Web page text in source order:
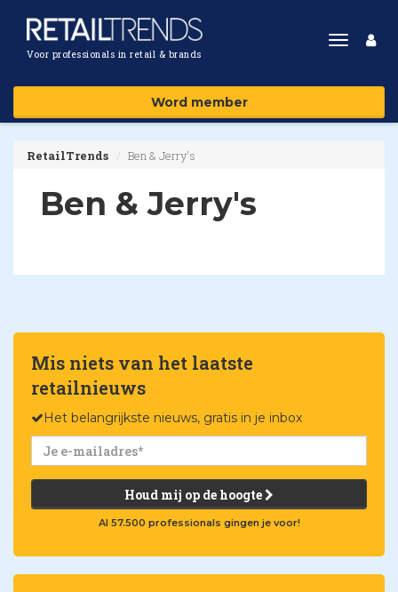
Voor professionals in retail & brands
Toggle
Word member
RetailTrends Ben & Jerry's
Ben & Jerry's
Mis niets van het laatste
retailnieuws
Het belangrijkste nieuws, gratis in je inbox
Houd mij op de hoogte
Al 57.500 professionals gingen je voor!